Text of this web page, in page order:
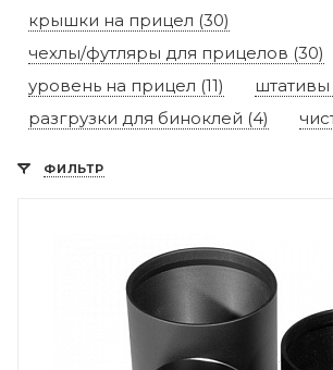
крышки на прицел (30)
чехлы/футляры для прицелов (30)
уровень на прицел (11)
штативы
разгрузки для биноклей (4)
ФИЛЬТР